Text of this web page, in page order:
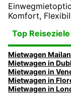
Komfort,
Top Reiseziele
Mietwagen
Mietwagen in
Mietwagen in
Mietwagen in
Mietwagen in